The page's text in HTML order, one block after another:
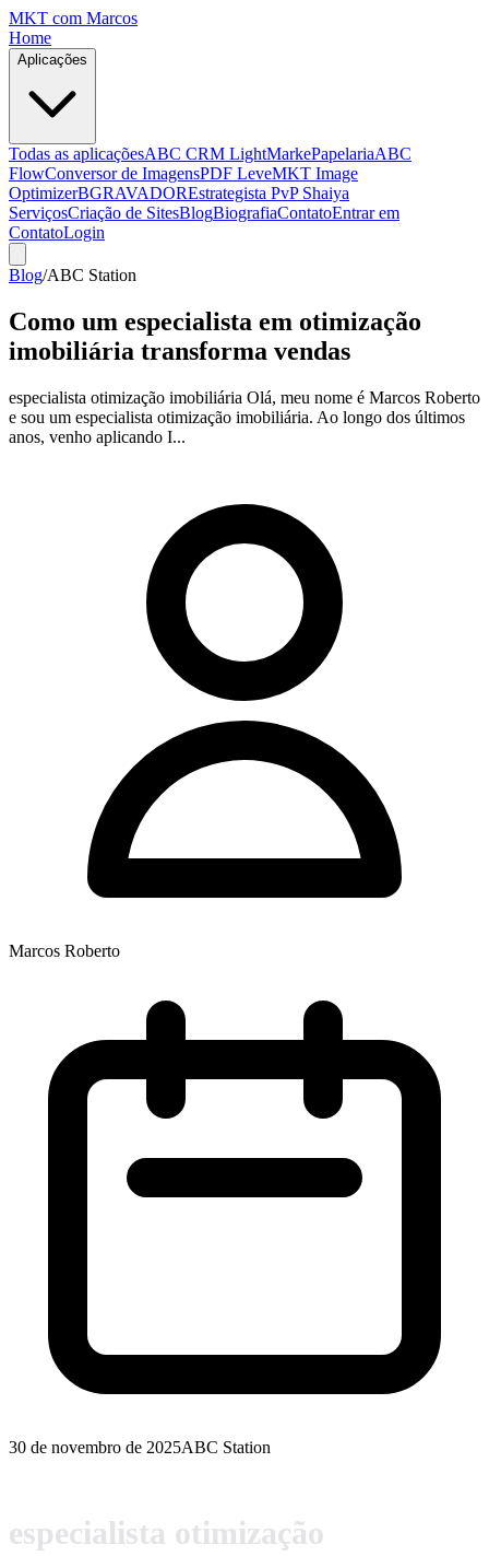
MKT com Marcos
Home
Aplicações
Todas as aplicaçõesABC CRM LightMarkePapelariaABC
FlowConversor de ImagensPDF LeveMKT Image
OptimizerBGRAVADOREstrategista PvP Shaiya
ServiçosCriação de SitesBlogBiografiaContatoEntrar em
ContatoLogin
Blog/ABC Station
Como um especialista em otimização
imobiliária transforma vendas
especialista otimização imobiliária Olá, meu nome é Marcos Roberto
e sou um especialista otimização imobiliária. Ao longo dos últimos
anos, venho aplicando I...
Marcos Roberto
30 de novembro de 2025ABC Station
especialista otimização